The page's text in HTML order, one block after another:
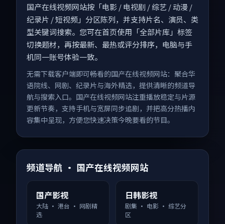
国产在线视频网站按「电影 / 电视剧 / 综艺 / 动漫 /
纪录片 / 短视频」分区陈列，并支持片名、演员、类
型关键词搜索。您可在首页使用「全部片库」标签
切换题材，再按最新、最热或评分排序，电脑与手
机同一账号体验一致。
无需下载客户端即可畅看的国产在线视频网站：聚合华
语院线、网剧、纪录片与海外精选，提供清晰的频道导
航与搜索入口。国产在线视频网站注重播放稳定与片源
更新节奏，支持手机与宽屏同步追剧，并把高分热播内
容集中呈现，方便您快速决策今晚要看的节目。
频道导航 · 国产在线视频网站
国产影视
大陆 · 港台 · 网剧精
选
日韩影视
剧集 · 电影 · 综艺分
区